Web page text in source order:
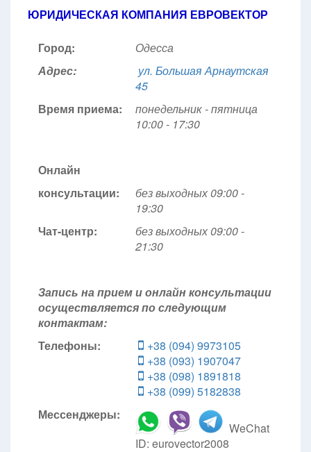
ЮРИДИЧЕСКАЯ КОМПАНИЯ ЕВРОВЕКТОР
Город:
Одесса
Адрес:
ул. Большая Арнаутская
45
Время приема:
понедельник - пятница
10:00 - 17:30
Онлайн
консультации:
без выходных 09:00 -
19:30
Чат-центр:
без выходных 09:00 -
21:30
Запись на прием и онлайн консультации
осуществляется по следующим
контактам:
Телефоны:
+38 (094) 9973105
+38 (093) 1907047
+38 (098) 1891818
+38 (099) 5182838
Мессенджеры:
WeChat
ID: eurovector2008